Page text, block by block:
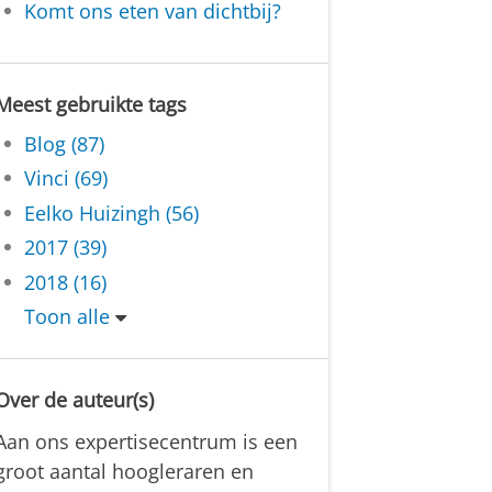
Komt ons eten van dichtbij?
gebruikte tags
Blog (87)
Vinci (69)
Eelko Huizingh (56)
2017 (39)
2018 (16)
Toon alle
de auteur(s)
ons expertisecentrum is een
aantal hoogleraren en